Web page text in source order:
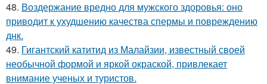
48. Воздержание вредно для мужского здоровья: оно
приводит к ухудшению качества спермы и повреждению
днк.
49. Гигантский катитид из Малайзии, известный своей
необычной формой и яркой окраской, привлекает
внимание ученых и туристов.